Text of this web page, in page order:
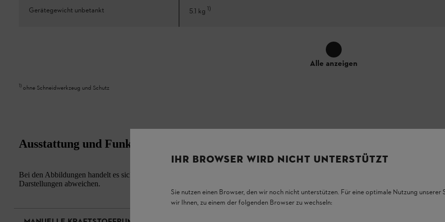
Gerätegewicht unbetankt 5.1 kg 1)
Alle anzeigen
1) ohne Schneidwerkzeug und Schutz
Ausstattung und Funktion
Bei den Abbildungen handelt es sich um Musterfotos. Aussehen und die konkrete Anbringung der Ausstattungsmerkmale am Produkt
Darstellungen abweichen.
IHR BROWSER WIRD NICHT UNTERSTÜTZT
Sie nutzen einen Browser, den wir noch nicht unterstützen. Für eine optimale Nutzung unserer
wir Ihnen, zu einem der folgenden Browser zu wechseln: